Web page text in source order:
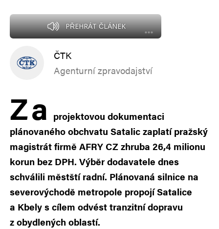
PŘEHRÁT ČLÁNEK
ČTK
Agenturní zpravodajství
Za projektovou dokumentaci
plánovaného obchvatu Satalic zaplatí pražský
magistrát firmě AFRY CZ zhruba 26,4 milionu
korun bez DPH. Výběr dodavatele dnes
schválili městští radní. Plánovaná silnice na
severovýchodě metropole propojí Satalice
a Kbely s cílem odvést tranzitní dopravu
z obydlených oblastí.